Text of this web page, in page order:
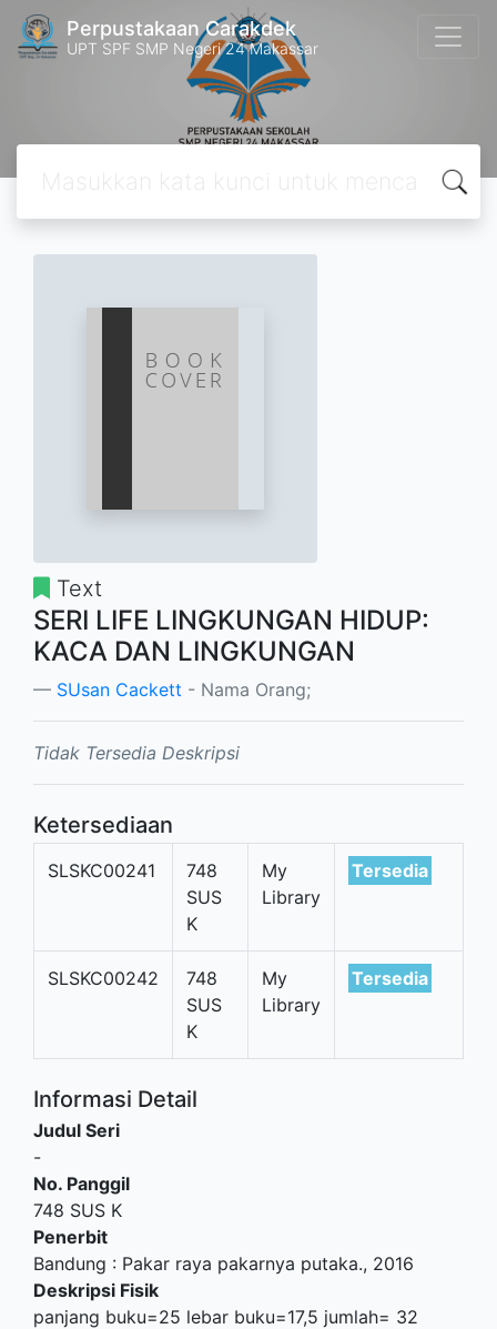
Perpustakaan Carakdek
UPT SPF SMP Negeri 24 Makassar
Text
SERI LIFE LINGKUNGAN HIDUP:
KACA DAN LINGKUNGAN
SUsan Cackett - Nama Orang;
Tidak Tersedia Deskripsi
Ketersediaan
SLSKC00241
748
SUS
K
My
Library
Tersedia
SLSKC00242
748
SUS
K
My
Library
Tersedia
Informasi Detail
Judul Seri
-
No. Panggil
748 SUS K
Penerbit
Bandung : Pakar raya pakarnya putaka., 2016
Deskripsi Fisik
panjang buku=25 lebar buku=17,5 jumlah= 32